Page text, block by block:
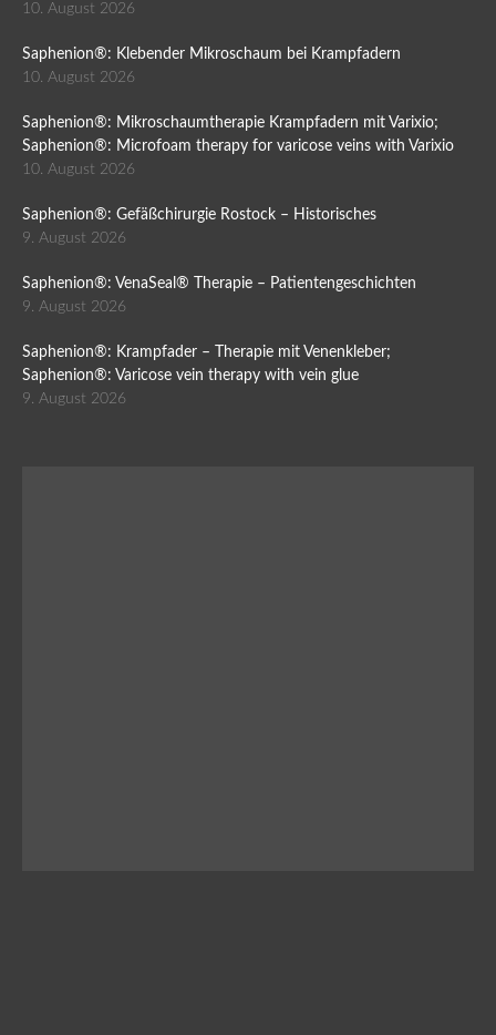
10. August 2026
Saphenion®: Klebender Mikroschaum bei Krampfadern
10. August 2026
Saphenion®: Mikroschaumtherapie Krampfadern mit Varixio;
Saphenion®: Microfoam therapy for varicose veins with Varixio
10. August 2026
Saphenion®: Gefäßchirurgie Rostock – Historisches
9. August 2026
Saphenion®: VenaSeal® Therapie – Patientengeschichten
9. August 2026
Saphenion®: Krampfader – Therapie mit Venenkleber;
Saphenion®: Varicose vein therapy with vein glue
9. August 2026